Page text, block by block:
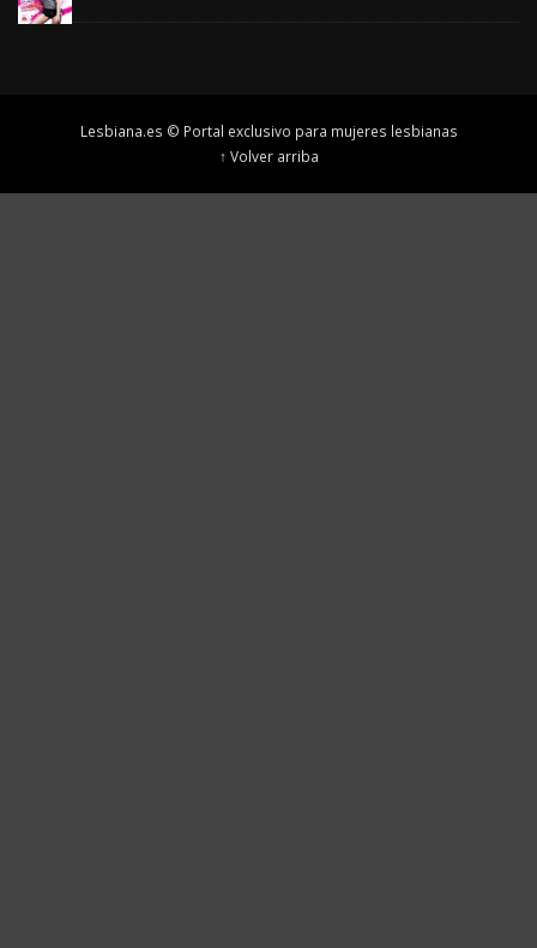
Lesbiana.es © Portal exclusivo para mujeres lesbianas
↑ Volver arriba